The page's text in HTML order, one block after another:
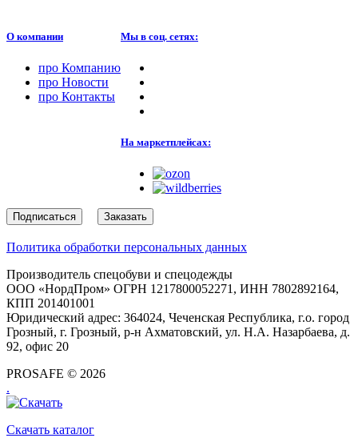
О компании
про Компанию
про Новости
про Контакты
Мы в соц. сетях:
На маркетплейсах:
Подписаться Заказать
Политика обработки персональных данных
Производитель спецобуви и спецодежды
ООО «НордПром» ОГРН 1217800052271, ИНН 7802892164,
КПП 201401001
Юридический адрес: 364024, Чеченская Республика, г.о. город
Грозный, г. Грозный, р-н Ахматовский, ул. Н.А. Назарбаева, д.
92, офис 20
PROSAFE © 2026
.
Скачать каталог